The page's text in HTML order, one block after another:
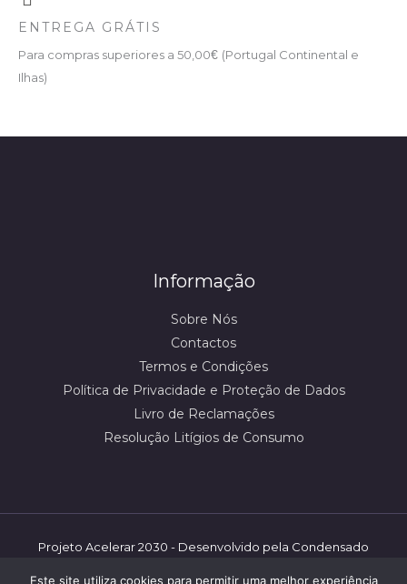
ENTREGA GRÁTIS
Para compras superiores a 50,00€ (Portugal Continental e
Ilhas)
Informação
Sobre Nós
Contactos
Termos e Condições
Política de Privacidade e Proteção de Dados
Livro de Reclamações
Resolução Litígios de Consumo
Projeto Acelerar 2030 - Desenvolvido pela Condensado
Este site utiliza cookies para permitir uma melhor experiência